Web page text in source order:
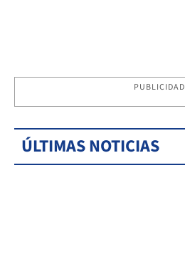
PUBLICIDAD
ÚLTIMAS NOTICIAS